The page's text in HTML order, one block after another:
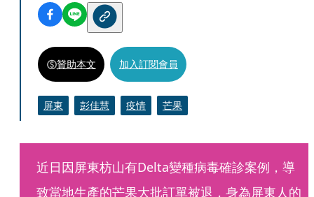
贊助本文 加入訂閱會員
屏東 彭佳慧 疫情 芒果
近日因屏東枋山有Delta變種病毒確診案例，導
致當地生產的芒果大批訂單被退，身為屏東人的